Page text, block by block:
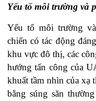
Yếu tố môi trường và
Yếu tố môi trường
chiến có tác động
khu vực đô thị, các
hướng tấn công của
khuất tầm nhìn của xạ
bằng súng săn